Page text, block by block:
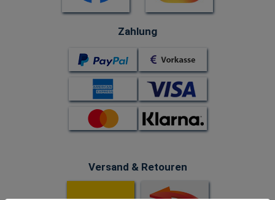
Zahlung
Versand & Retouren